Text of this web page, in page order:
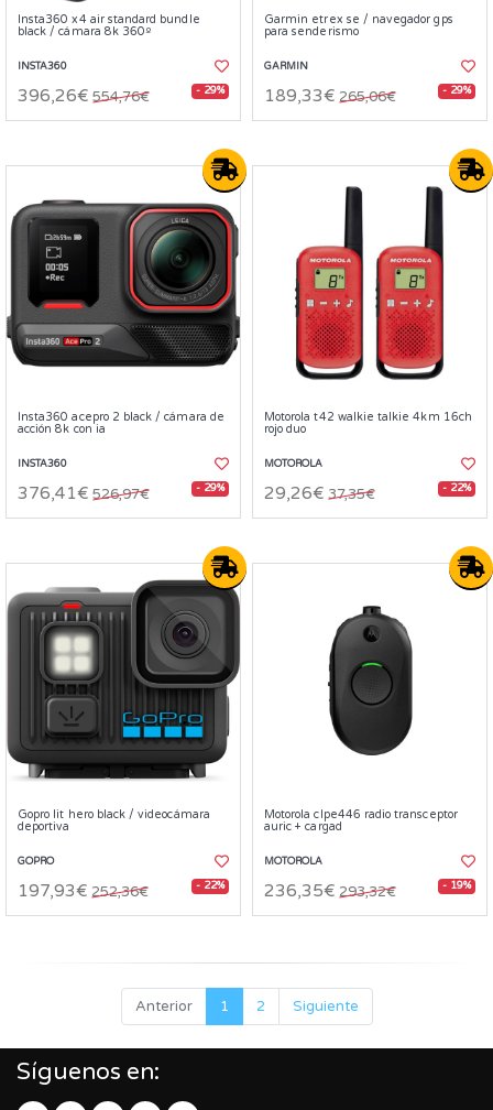
Insta360 x4 air standard bundle
black / cámara 8k 360º
INSTA360
396,26€ 554,76€ - 29%
Garmin etrex se / navegador gps
para senderismo
GARMIN
189,33€ 265,06€ - 29%
Insta360 acepro 2 black / cámara de
acción 8k con ia
INSTA360
376,41€ 526,97€ - 29%
Motorola t42 walkie talkie 4km 16ch
rojo duo
MOTOROLA
29,26€ 37,35€ - 22%
Gopro lit hero black / videocámara
deportiva
GOPRO
197,93€ 252,36€ - 22%
Motorola clpe446 radio transceptor
auric + cargad
MOTOROLA
236,35€ 293,32€ - 19%
Anterior 1 2 Siguiente
Síguenos en: